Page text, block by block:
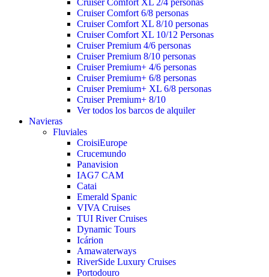
Cruiser Comfort XL 2/4 personas
Cruiser Comfort 6/8 personas
Cruiser Comfort XL 8/10 personas
Cruiser Comfort XL 10/12 Personas
Cruiser Premium 4/6 personas
Cruiser Premium 8/10 personas
Cruiser Premium+ 4/6 personas
Cruiser Premium+ 6/8 personas
Cruiser Premium+ XL 6/8 personas
Cruiser Premium+ 8/10
Ver todos los barcos de alquiler
Navieras
Fluviales
CroisiEurope
Crucemundo
Panavision
IAG7 CAM
Catai
Emerald Spanic
VIVA Cruises
TUI River Cruises
Dynamic Tours
Icárion
Amawaterways
RiverSide Luxury Cruises
Portodouro